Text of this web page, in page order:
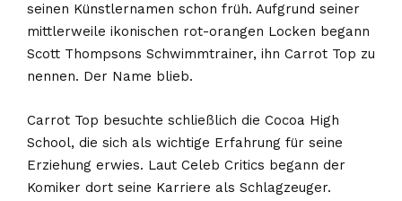
seinen Künstlernamen schon früh. Aufgrund seiner
mittlerweile ikonischen rot-orangen Locken begann
Scott Thompsons Schwimmtrainer, ihn Carrot Top zu
nennen. Der Name blieb.
Carrot Top besuchte schließlich die Cocoa High
School, die sich als wichtige Erfahrung für seine
Erziehung erwies. Laut Celeb Critics begann der
Komiker dort seine Karriere als Schlagzeuger.